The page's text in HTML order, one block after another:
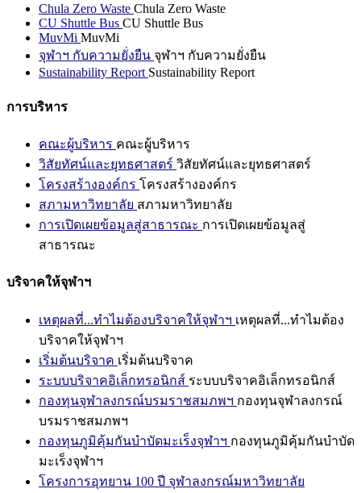
Chula Zero Waste Chula Zero Waste
CU Shuttle Bus CU Shuttle Bus
MuvMi MuvMi
จุฬาฯ กับความยั่งยืน จุฬาฯ กับความยั่งยืน
Sustainability Report Sustainability Report
การบริหาร
คณะผู้บริหาร คณะผู้บริหาร
วิสัยทัศน์และยุทธศาสตร์ วิสัยทัศน์และยุทธศาสตร์
โครงสร้างองค์กร โครงสร้างองค์กร
สภามหาวิทยาลัย สภามหาวิทยาลัย
การเปิดเผยข้อมูลสู่สาธารณะ การเปิดเผยข้อมูลสู่
สาธารณะ
บริจาคให้จุฬาฯ
เหตุผลที่...ทำไมต้องบริจาคให้จุฬาฯ เหตุผลที่...ทำไมต้อง
บริจาคให้จุฬาฯ
เริ่มต้นบริจาค เริ่มต้นบริจาค
ระบบบริจาคอิเล็กทรอนิกส์ ระบบบริจาคอิเล็กทรอนิกส์
กองทุนจุฬาลงกรณ์บรมราชสมภพฯ กองทุนจุฬาลงกรณ์
บรมราชสมภพฯ
กองทุนภูมิคุ้มกันบำบัดมะเร็งจุฬาฯ กองทุนภูมิคุ้มกันบำบัด
มะเร็งจุฬาฯ
โครงการอุทยาน 100 ปี จุฬาลงกรณ์มหาวิทยาลัย